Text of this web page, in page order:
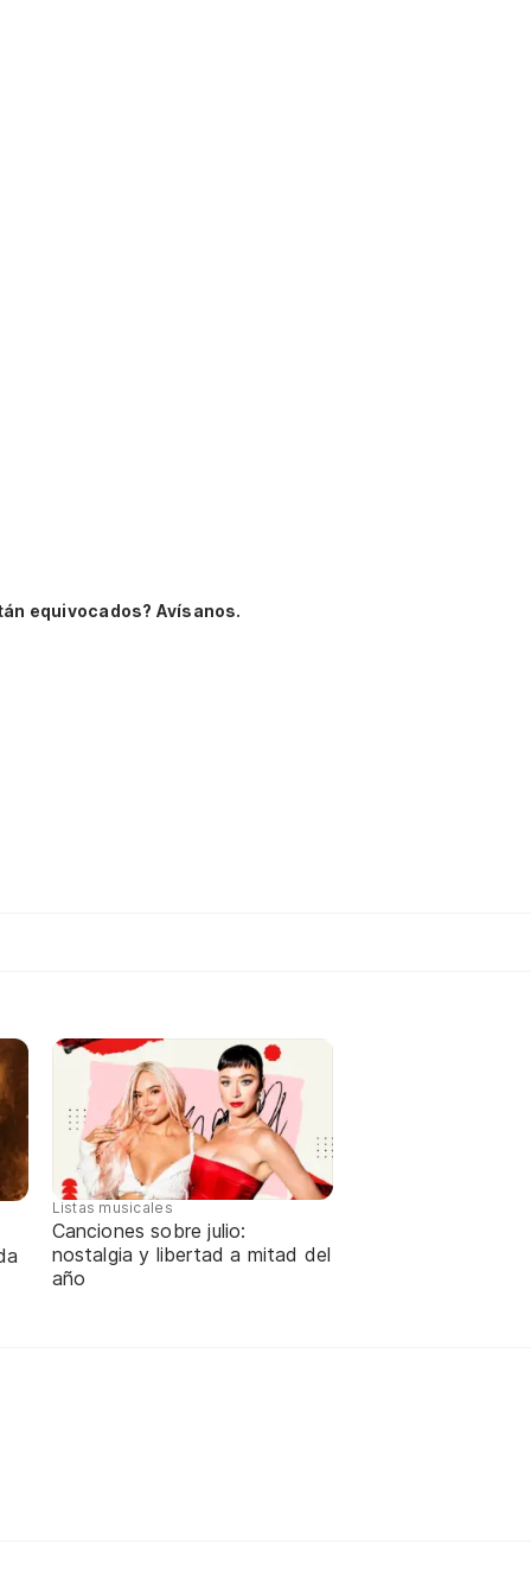
equivocados? Avísanos.
Listas musicales
Canciones sobre julio:
nostalgia y libertad a mitad del
año